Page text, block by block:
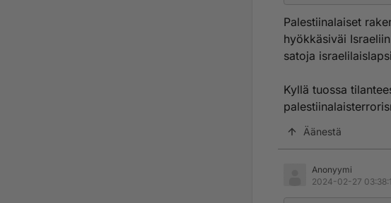
https://
Sehän teille sopii
HipHeiL
Palestiinalaiset
hyökkäsiväi
satoja
Kyllä tuossa
Äänestä
Anonyymi
2024-02-27